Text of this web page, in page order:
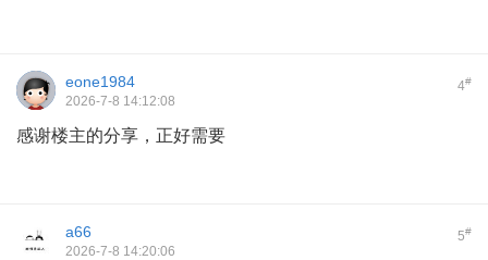
4#
eone1984
2026-7-8 14:12:08
感谢楼主的分享，正好需要
5#
a66
2026-7-8 14:20:06